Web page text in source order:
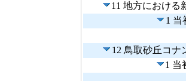
11 地方における
1 当
12 鳥取砂丘コナ
1 当